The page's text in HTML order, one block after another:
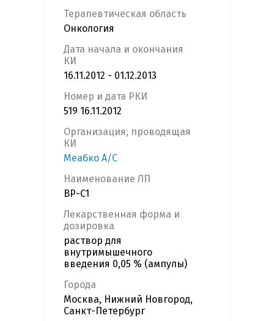
Терапевтическая область
Онкология
Дата начала и окончания
КИ
16.11.2012 - 01.12.2013
Номер и дата РКИ
519 16.11.2012
Организация, проводящая
КИ
Меабко А/С
Наименование ЛП
BP-C1
Лекарственная форма и
дозировка
раствор для
внутримышечного
введения 0,05 % (ампулы)
Города
Москва, Нижний Новгород,
Санкт-Петербург